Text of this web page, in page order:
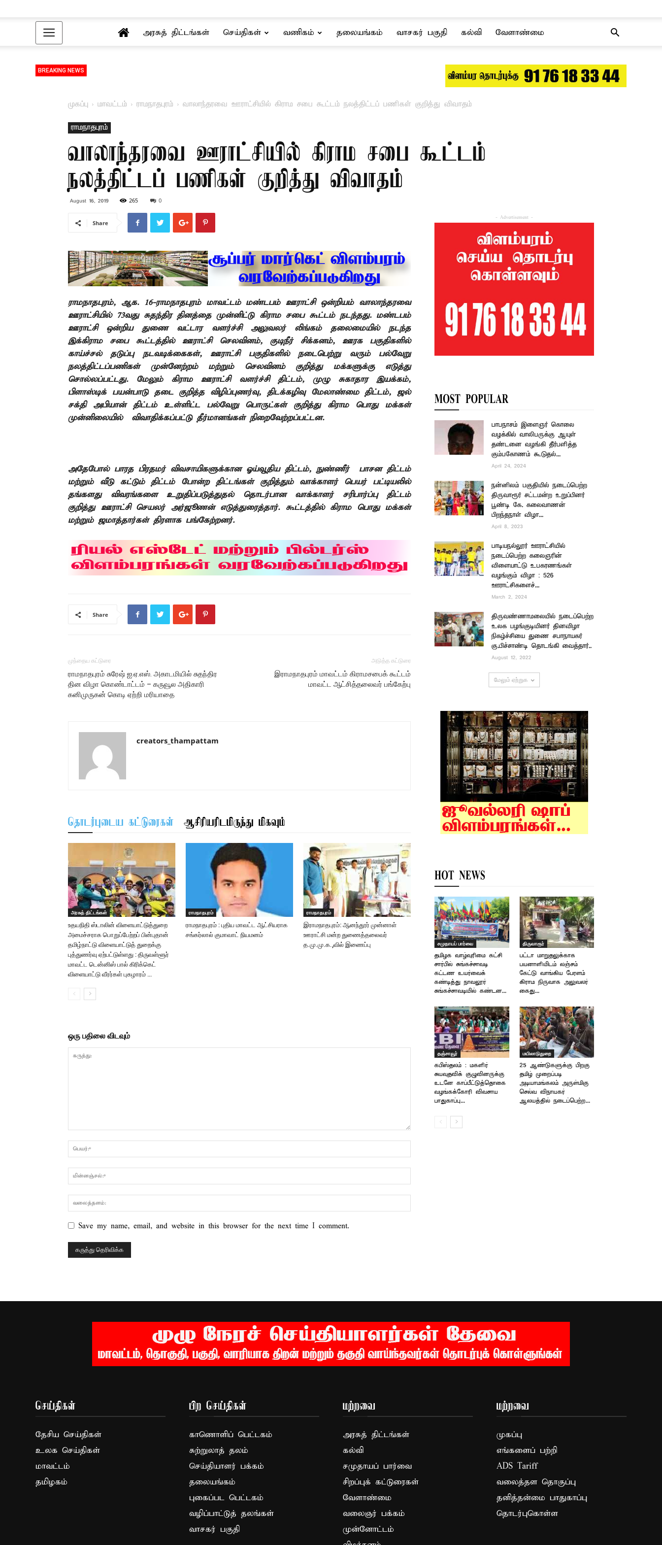
அரசுத் திட்டங்கள் செய்திகள் வணிகம் தலையங்கம் வாசகர் பகுதி கல்வி வேளாண்மை
BREAKING NEWS
முகப்பு மாவட்டம் ராமநாதபுரம் வாலாந்தரவை ஊராட்சியில் கிராம சபை கூட்டம் நலத்திட்டப் பணிகள் குறித்து விவாதம்
ராமநாதபுரம்
வாலாந்தரவை ஊராட்சியில் கிராம சபை கூட்டம்
நலத்திட்டப் பணிகள் குறித்து விவாதம்
August 16, 2019 265 0
Share
ராமநாதபுரம், ஆக. 16-ராமநாதபுரம் மாவட்டம் மண்டபம் ஊராட்சி ஒன்றியம் வாலாந்தரவை
ஊராட்சியில் 73வது சுதந்திர தினத்தை முன்னிட்டு கிராம சபை கூட்டம் நடந்தது. மண்டபம்
ஊராட்சி ஒன்றிய துணை வட்டார வளர்ச்சி அலுவலர் லிங்கம் தலைமையில் நடந்த
இக்கிராம சபை கூட்டத்தில் ஊராட்சி செலவினம், குடிநீர் சிக்கனம், ஊரக பகுதிகளில்
காய்ச்சல் தடுப்பு நடவடிக்கைகள்,ஊராட்சி பகுதிகளில் நடைபெற்று வரும் பல்வேறு
நலத்திட்டப்பணிகள் முன்னேற்றம்
மற்றும் செலவினம் குறித்து மக்களுக்கு எடுத்து
சொல்லப்பட்டது. மேலும் கிராம ஊராட்சி வளர்ச்சி திட்டம், முழு சுகாதார இயக்கம்,
பிளாஸ்டிக் பயன்பாடு தடை குறித்த விழிப்புணர்வு, திடக்கழிவு மேலாண்மை திட்டம், ஜல்
சக்தி அபியான் திட்டம் உள்ளிட்ட பல்வேறு பொருட்கள் குறித்து
கிராம பொது மக்கள்
முன்னிலையில்
விவாதிக்கப்பட்டு தீர்மானங்கள் நிறைவேற்றப்பட்டன.
அதேபோல் பாரத பிரதமர் விவசாயிகளுக்கான ஓய்வூதிய திட்டம்,நுண்ணீர்
பாசன திட்டம்
மற்றும் வீடு கட்டும் திட்டம் போன்ற திட்டங்கள் குறித்தும் வாக்காளர் பெயர் பட்டியலில்
தங்களது விவரங்களை
உறுதிப்படுத்துதல் தொடர்பான வாக்காளர் சரிபார்ப்பு திட்டம்
குறித்து ஊராட்சி செயலர் அர்ஜூணன் எடுத்துரைத்தார். கூட்டத்தில் கிராம பொது மக்கள்
மற்றும் ஜமாத்தார்கள் திரளாக பங்கேற்றனர்.
Share
முந்தைய கட்டுரை
ராமநாதபுரம் சுரேஷ் ஐ.ஏ.எஸ். அகாடமியில் சுதந்திர
தின விழா கொண்டாட்டம் – கருவூல அதிகாரி
கனிமுருகன் கொடி ஏற்றி மரியாதை
அடுத்த கட்டுரை
இராமநாதபுரம் மாவட்டம் கிராமசபைக் கூட்டம்
மாவட்ட ஆட்சித்தலைவர் பங்கேற்பு
creators_thampattam
தொடர்புடைய கட்டுரைகள் ஆசிரியரிடமிருந்து மிகவும்
அரசுத் திட்டங்கள்
உதயநிதி ஸ்டாலின் விளையாட்டுத்துறை
அமைச்சராக பொறுப்பேற்றப் பின்புதான்
தமிழ்நாட்டு விளையாட்டுத் துறைக்கு
புத்துணர்வு ஏற்பட்டுள்ளது : திருவள்ளூர்
மாவட்ட டென்னிஸ் பால் கிரிக்கெட்
விளையாட்டு வீரர்கள் புகழாரம் …
ராமநாதபுரம்
ராமநாதபுரம் : புதிய மாவட்ட ஆட்சியராக
சங்கர்லால் குமாவாட் நியமனம்
ராமநாதபுரம்
இராமநாதபுரம்: ஆனந்தூர் முன்னாள்
ஊராட்சி மன்ற துணைத்தலைவர்
த.மு.மு.க.,வில் இணைப்பு
ஒரு பதிலை விடவும்
Save my name, email, and website in this browser for the next time I comment.
- Advertisement -
MOST POPULAR
பாபநாசம் இளைஞர் கொலை
வழக்கில் வாலிபருக்கு ஆயுள்
தண்டனை வழங்கி தீர்பளித்த
கும்பகோணம் கூடுதல்...
April 24, 2024
நன்னிலம் பகுதியில் நடைப்பெற்ற
திருவாரூர் சட்டமன்ற உறுப்பினர்
பூண்டி கே. கலைவாணன்
பிறந்தநாள் விழா...
April 8, 2023
பாடியநல்லூர் ஊராட்சியில்
நடைப்பெற்ற கலைஞரின்
விளையாட்டு உபகரணங்கள்
வழங்கும் விழா : 526
ஊராட்சிகளைச்...
March 2, 2024
திருவண்ணாமலையில் நடைப்பெற்ற
உலக பழங்குடியினர் தினவிழா
நிகழ்ச்சியை துணை சபாநாயகர்
கு.பிச்சாண்டி தொடங்கி வைத்தார்..
August 12, 2022
மேலும் ஏற்றுக
HOT NEWS
சமுதாயப் பார்வை
தமிழக வாழ்வுரிமை கட்சி
சார்பில் சுங்கச்சாவடி
கட்டண உயர்வைக்
கண்டித்து நாவலூர்
சுங்கச்சாவடியில் கண்டன...
திருவாரூர்
பட்டா மாறுதலுக்காக
பயனாளியிடம் லஞ்சம்
கேட்டு வாங்கிய பேரளம்
கிராம நிருவாக அலுவலர்
கைது...
தஞ்சாவூர்
கபிஸ்தலம் : மகளிர்
சுயவுதவிக் குழுவினருக்கு
உடனே காப்பீட்டுத்தொகை
வழங்கக்கோரி விவசாய
பாதுகாப்பு...
மயிலாடுதுறை
25 ஆண்டுகளுக்கு பிறகு
தமிழ் முறைப்படி
அடியாமங்கலம் அருள்மிகு
செல்வ விநாயகர்
ஆலயத்தில் நடைப்பெற்ற...
செய்திகள்
தேசிய செய்திகள்
உலக செய்திகள்
மாவட்டம்
தமிழகம்
பிற செய்திகள்
காணொளிப் பெட்டகம்
சுற்றுலாத் தலம்
செய்தியாளர் பக்கம்
தலையங்கம்
புகைப்பட பெட்டகம்
வழிப்பாட்டுத் தலங்கள்
வாசகர் பகுதி
மற்றவை
அரசுத் திட்டங்கள்
கல்வி
சமுதாயப் பார்வை
சிறப்புக் கட்டுரைகள்
வேளாண்மை
வலைஞர் பக்கம்
முன்னோட்டம்
மற்றவை
முகப்பு
எங்களைப் பற்றி
ADS Tariff
வலைத்தள தொகுப்பு
தனித்தன்மை பாதுகாப்பு
தொடர்புகொள்ள